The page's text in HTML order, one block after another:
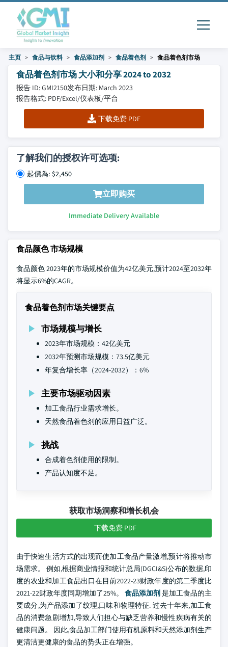
主页 食品与饮料 食品添加剂 食品着色剂 食品着色剂市场
食品着色剂市场 大小和分享 2024 to 2032
报告 ID: GMI2150发布日期: March 2023
报告格式: PDF/Excel/仪表板/平台
下载免费 PDF
了解我们的授权许可选项:
起價為: $2,450
立即购买
Immediate Delivery Available
食品颜色 市场规模
食品颜色 2023年的市场规模价值为42亿美元,预计2024至2032年
将显示6%的CAGR。
食品着色剂市场关键要点
市场规模与增长
2023年市场规模：42亿美元
2032年预测市场规模：73.5亿美元
年复合增长率（2024-2032）：6%
主要市场驱动因素
加工食品行业需求增长。
天然食品着色剂的应用日益广泛。
挑战
合成着色剂使用的限制。
产品认知度不足。
获取市场洞察和增长机会
下载免费 PDF
由于快速生活方式的出现而使加工食品产量激增,预计将推动市
场需求。 例如,根据商业情报和统计总局(DGCI&S)公布的数据,印
度的农业和加工食品出口在目前2022-23财政年度的第二季度比
2021-22财政年度同期增加了25%。 食品添加剂是加工食品的主
要成分,为产品添加了纹理,口味和物理特征. 过去十年来,加工食
品的消费急剧增加,导致人们担心与缺乏营养和慢性疾病有关的
健康问题。 因此,食品加工部门使用有机原料和天然添加剂生产
更清洁更健康的食品的势头正在增强。